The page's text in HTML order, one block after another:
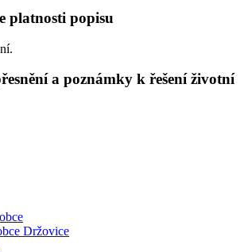
platnosti popisu
a poznámky k řešení životní
Držovice